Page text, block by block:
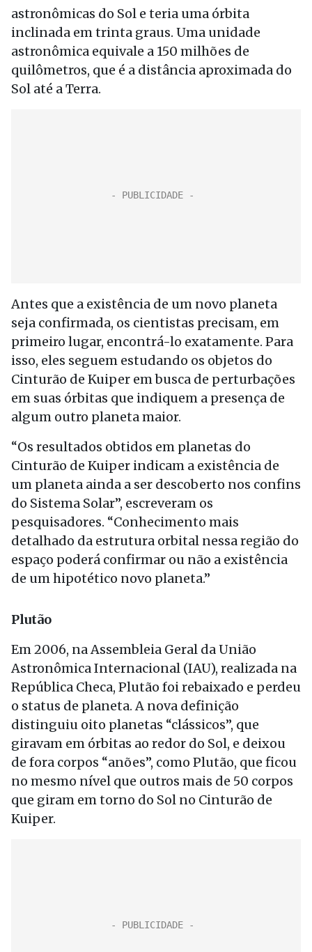
astronômicas do Sol e teria uma órbita
inclinada em trinta graus. Uma unidade
astronômica equivale a 150 milhões de
quilômetros, que é a distância aproximada do
Sol até a Terra.
Antes que a existência de um novo planeta
seja confirmada, os cientistas precisam, em
primeiro lugar, encontrá-lo exatamente. Para
isso, eles seguem estudando os objetos do
Cinturão de Kuiper em busca de perturbações
em suas órbitas que indiquem a presença de
algum outro planeta maior.
“Os resultados obtidos em planetas do
Cinturão de Kuiper indicam a existência de
um planeta ainda a ser descoberto nos confins
do Sistema Solar”, escreveram os
pesquisadores. “Conhecimento mais
detalhado da estrutura orbital nessa região do
espaço poderá confirmar ou não a existência
de um hipotético novo planeta.”
Plutão
Em 2006, na Assembleia Geral da União
Astronômica Internacional (IAU), realizada na
República Checa, Plutão foi rebaixado e perdeu
o status de planeta. A nova definição
distinguiu oito planetas “clássicos”, que
giravam em órbitas ao redor do Sol, e deixou
de fora corpos “anões”, como Plutão, que ficou
no mesmo nível que outros mais de 50 corpos
que giram em torno do Sol no Cinturão de
Kuiper.